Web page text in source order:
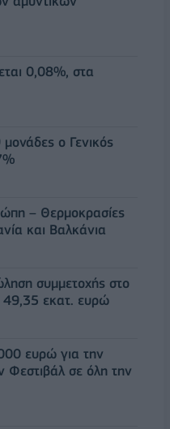
0,08%, στα
ο Γενικός
– Θερμοκρασίες
και Βαλκάνια
συμμετοχής στο
49,35 εκατ. ευρώ
ευρώ για την
Φεστιβάλ σε όλη την